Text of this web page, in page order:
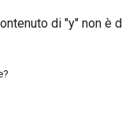
di "y" non